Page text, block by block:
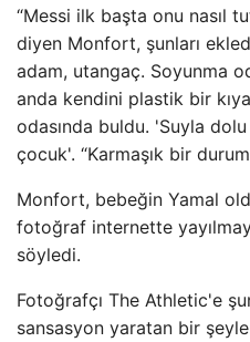
“Messi ilk başta onu nasıl
diyen Monfort, şunları
adam, utangaç. Soyunma
anda kendini plastik bir
odasında buldu. 'Suyla
çocuk'. “Karmaşık bir
Monfort, bebeğin Yamal
fotoğraf internette
söyledi.
Fotoğrafçı The Athletic'e
sansasyon yaratan bir